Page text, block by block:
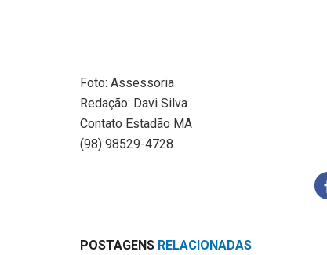
Foto: Assessoria
Redação: Davi Silva
Contato Estadão MA
(98) 98529-4728
POSTAGENS RELACIONADAS